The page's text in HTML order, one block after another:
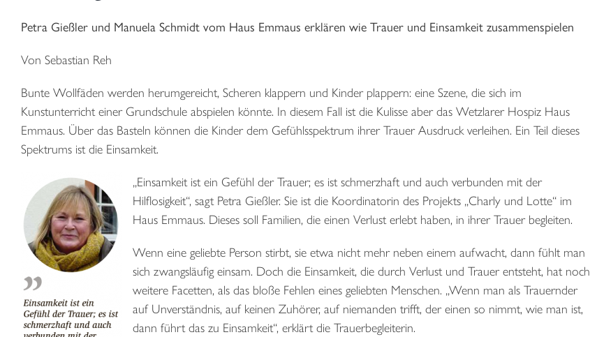
Petra Gießler und Manuela Schmidt vom Haus Emmaus erklären wie Trauer und Einsamkeit zusammenspielen
Von Sebastian Reh
Bunte Wollfäden werden herumgereicht, Scheren klappern und Kinder plappern: eine Szene, die sich im
Kunstunterricht einer Grundschule abspielen könnte. In diesem Fall ist die Kulisse aber das Wetzlarer Hospiz Haus
Emmaus. Über das Basteln können die Kinder dem Gefühlsspektrum ihrer Trauer Ausdruck verleihen. Ein Teil dieses
Spektrums ist die Einsamkeit.
„Einsamkeit ist ein Gefühl der Trauer; es ist schmerzhaft und auch verbunden mit der
Hilflosigkeit“, sagt Petra Gießler. Sie ist die Koordinatorin des Projekts „Charly und Lotte“ im
Haus Emmaus. Dieses soll Familien, die einen Verlust erlebt haben, in ihrer Trauer begleiten.
Wenn eine geliebte Person stirbt, sie etwa nicht mehr neben einem aufwacht, dann fühlt man
sich zwangsläufig einsam. Doch die Einsamkeit, die durch Verlust und Trauer entsteht, hat noch
weitere Facetten, als das bloße Fehlen eines geliebten Menschen. „Wenn man als Trauernder
auf Unverständnis, auf keinen Zuhörer, auf niemanden trifft, der einen so nimmt, wie man ist,
dann führt das zu Einsamkeit“, erklärt die Trauerbegleiterin.